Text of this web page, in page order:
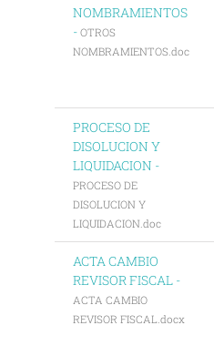
NOMBRAMIENTOS
- OTROS
NOMBRAMIENTOS.doc
PROCESO DE
DISOLUCION Y
LIQUIDACION -
PROCESO DE
DISOLUCION Y
LIQUIDACION.doc
ACTA CAMBIO
REVISOR FISCAL -
ACTA CAMBIO
REVISOR FISCAL.docx